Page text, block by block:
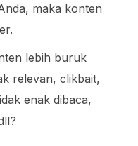
maka konten
lebih buruk
relevan, clikbait,
enak dibaca,